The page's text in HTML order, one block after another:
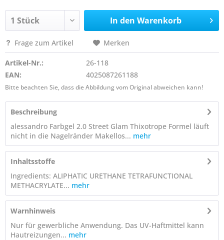
In den Warenkorb
Frage zum Artikel Merken
Artikel-Nr.:
26-118
EAN:
4025087261188
Bitte beachten Sie, dass die Abbildung vom Original abweichen kann!
Beschreibung
alessandro Farbgel 2.0 Street Glam Thixotrope Formel läuft
nicht in die Nagelränder Makellos... mehr
Inhaltsstoffe
Ingredients: ALIPHATIC URETHANE TETRAFUNCTIONAL
METHACRYLATE... mehr
Warnhinweis
Nur für gewerbliche Anwendung. Das UV-Haftmittel kann
Hautreizungen... mehr